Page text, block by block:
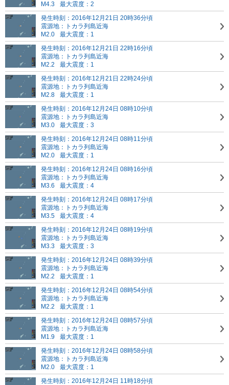
M4.3
最大震度：2
発生時刻：2016年12月21日 20時36分頃
震源地：トカラ列島近海
M2.0
最大震度：1
発生時刻：2016年12月21日 22時16分頃
震源地：トカラ列島近海
M2.2
最大震度：1
発生時刻：2016年12月21日 22時24分頃
震源地：トカラ列島近海
M2.8
最大震度：1
発生時刻：2016年12月24日 08時10分頃
震源地：トカラ列島近海
M3.0
最大震度：3
発生時刻：2016年12月24日 08時11分頃
震源地：トカラ列島近海
M2.0
最大震度：1
発生時刻：2016年12月24日 08時16分頃
震源地：トカラ列島近海
M3.6
最大震度：4
発生時刻：2016年12月24日 08時17分頃
震源地：トカラ列島近海
M3.5
最大震度：4
発生時刻：2016年12月24日 08時19分頃
震源地：トカラ列島近海
M3.3
最大震度：3
発生時刻：2016年12月24日 08時39分頃
震源地：トカラ列島近海
M2.2
最大震度：1
発生時刻：2016年12月24日 08時54分頃
震源地：トカラ列島近海
M2.2
最大震度：1
発生時刻：2016年12月24日 08時57分頃
震源地：トカラ列島近海
M1.9
最大震度：1
発生時刻：2016年12月24日 08時58分頃
震源地：トカラ列島近海
M2.0
最大震度：1
発生時刻：2016年12月24日 11時18分頃